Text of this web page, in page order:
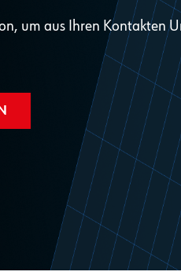
um aus Ihren Kontakten